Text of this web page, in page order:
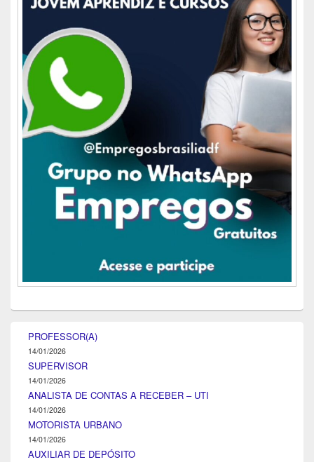
PROFESSOR(A)
14/01/2026
SUPERVISOR
14/01/2026
ANALISTA DE CONTAS A RECEBER – UTI
14/01/2026
MOTORISTA URBANO
14/01/2026
AUXILIAR DE DEPÓSITO